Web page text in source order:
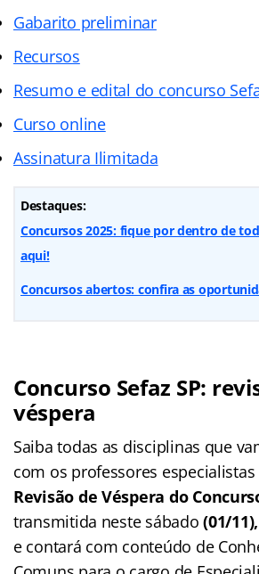
Gabarito preliminar
Recursos
Resumo e edital do concurso
Curso online
Assinatura Ilimitada
Destaques:
Concursos 2025: fique por dentro de
aqui!
Concursos abertos: confira as
Concurso Sefaz SP:
véspera
Saiba todas as disciplinas que
com os professores especialistas
Revisão de Véspera do
transmitida neste sábado(01/
e contará com conteúdo de